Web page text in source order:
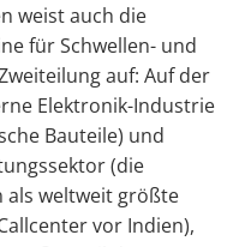
weist auch die
für Schwellen- und
auf: Auf der
Elektronik-Industrie
Bauteile) und
(die
als weltweit größte
vor Indien),